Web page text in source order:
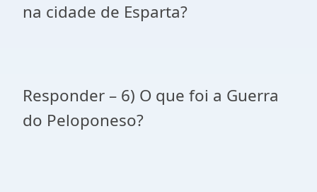
na cidade de Esparta?
Responder – 6) O que foi a Guerra
do Peloponeso?